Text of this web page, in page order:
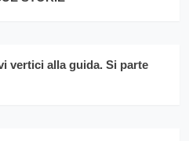
vertici alla guida. Si parte